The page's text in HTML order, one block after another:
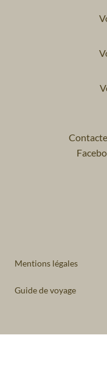
Mentions légales
Guide de voyage